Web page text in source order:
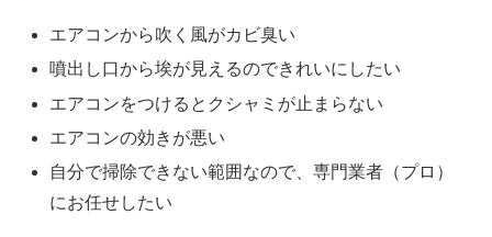
エアコンから吹く風がカビ臭い
噴出し口から埃が見えるのできれいにしたい
エアコンをつけるとクシャミが止まらない
エアコンの効きが悪い
自分で掃除できない範囲なので、専門業者（プロ）
にお任せしたい